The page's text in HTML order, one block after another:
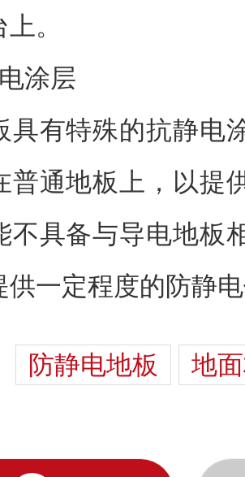
。
涂层
具有特殊的抗静电
普通地板上，以提
不具备与导电地板
供一定程度的防静
防静电地板 地